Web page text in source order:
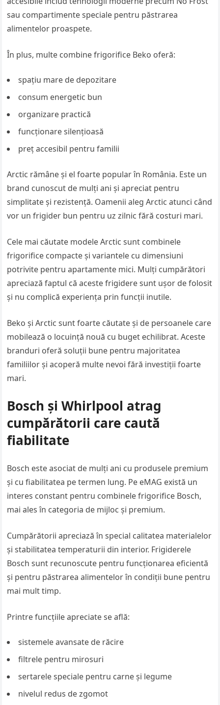
sau compartimente speciale pentru păstrarea
alimentelor proaspete.
În plus, multe combine frigorifice Beko oferă:
spațiu mare de depozitare
consum energetic bun
organizare practică
funcționare silențioasă
preț accesibil pentru familii
Arctic rămâne și el foarte popular în România. Este un
brand cunoscut de mulți ani și apreciat pentru
simplitate și rezistență. Oamenii aleg Arctic atunci când
vor un frigider bun pentru uz zilnic fără costuri mari.
Cele mai căutate modele Arctic sunt combinele
frigorifice compacte și variantele cu dimensiuni
potrivite pentru apartamente mici. Mulți cumpărători
apreciază faptul că aceste frigidere sunt ușor de folosit
și nu complică experiența prin funcții inutile.
Beko și Arctic sunt foarte căutate și de persoanele care
mobilează o locuință nouă cu buget echilibrat. Aceste
branduri oferă soluții bune pentru majoritatea
familiilor și acoperă multe nevoi fără investiții foarte
mari.
Bosch și Whirlpool atrag
cumpărătorii care caută
fiabilitate
Bosch este asociat de mulți ani cu produsele premium
și cu fiabilitatea pe termen lung. Pe eMAG există un
interes constant pentru combinele frigorifice Bosch,
mai ales în categoria de mijloc și premium.
Cumpărătorii apreciază în special calitatea materialelor
și stabilitatea temperaturii din interior. Frigiderele
Bosch sunt recunoscute pentru funcționarea eficientă
și pentru păstrarea alimentelor în condiții bune pentru
mai mult timp.
Printre funcțiile apreciate se află:
sistemele avansate de răcire
filtrele pentru mirosuri
sertarele speciale pentru carne și legume
nivelul redus de zgomot